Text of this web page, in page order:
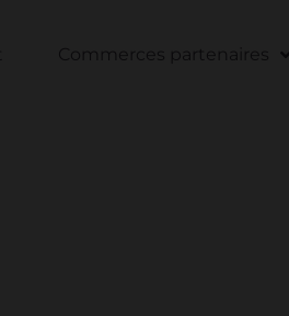
Commerces partenaires